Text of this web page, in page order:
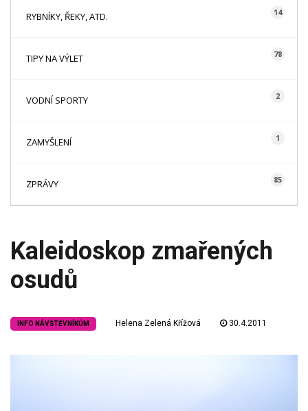
RYBNÍKY, ŘEKY, ATD. 14
TIPY NA VÝLET 78
VODNÍ SPORTY 2
ZAMYŠLENÍ 1
ZPRÁVY 85
Kaleidoskop zmařených
osudů
INFO NÁVŠTĚVNÍKŮM Helena Zelená Křížová 30.4.2011